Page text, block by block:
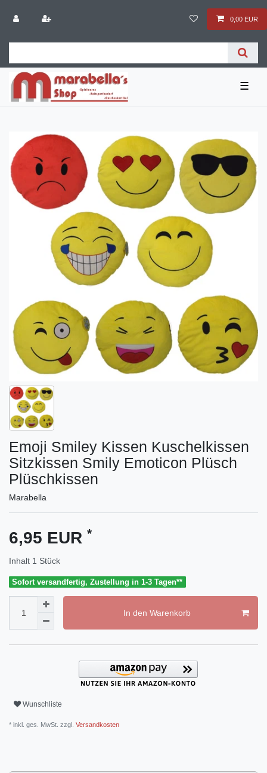
0,00 EUR
☰
Emoji Smiley Kissen Kuschelkissen
Sitzkissen Smily Emoticon Plüsch
Plüschkissen
Marabella
6,95 EUR *
Inhalt 1 Stück
Sofort versandfertig, Zustellung in 1-3 Tagen**
In den Warenkorb
Wunschliste
* inkl. ges. MwSt. zzgl. Versandkosten